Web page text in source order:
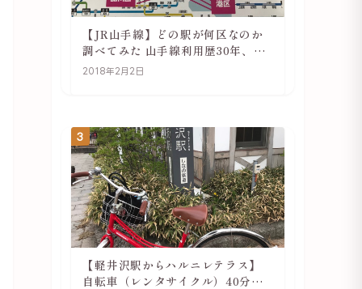
【JR山手線】どの駅が何区なのか
調べてみた 山手線利用歴30年、私
の考察
2018年2月2日
3
【軽井沢駅からハルニレテラス】
自転車（レンタサイクル）40分で